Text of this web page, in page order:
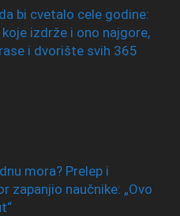
bi cvetalo cele godine:
izdrže i ono najgore,
i dvorište svih 365
mora? Prelep i
zapanjio naučnike: „Ovo